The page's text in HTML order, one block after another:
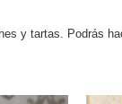
y tartas. Podrás